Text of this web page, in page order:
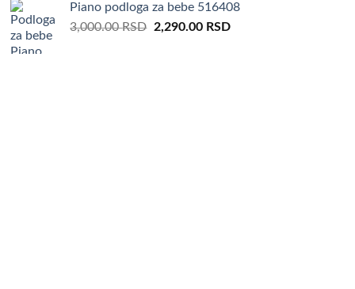
Piano podloga za bebe 516408
3,000.00RSD Original
2,290.00 RSDCurrent